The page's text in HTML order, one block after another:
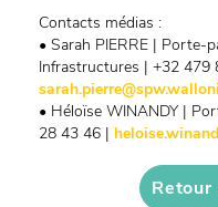
Contacts médias :
• Sarah PIERRE | Porte-
Infrastructures | +32 479
• Héloïse WINANDY |
28 43 46 |